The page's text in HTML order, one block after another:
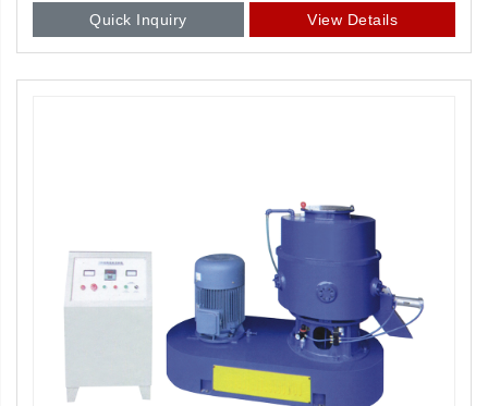
Quick Inquiry View Details